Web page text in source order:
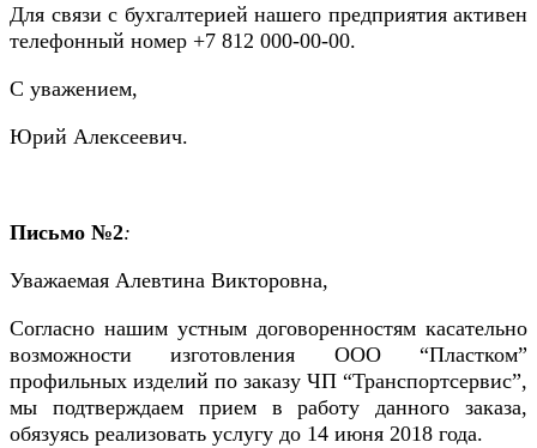
Для связи с бухгалтерией нашего предприятия активен
телефонный номер +7 812 000-00-00.
С уважением,
Юрий Алексеевич.
Письмо №2:
Уважаемая Алевтина Викторовна,
Согласно нашим устным договоренностям касательно
возможности изготовления ООО “Пластком”
профильных изделий по заказу ЧП “Транспортсервис”,
мы подтверждаем прием в работу данного заказа,
обязуясь реализовать услугу до 14 июня 2018 года.